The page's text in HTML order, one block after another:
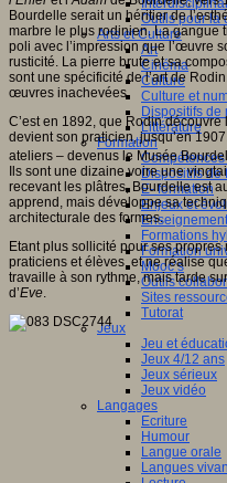
Outils pour la
Arts et Culture
Art
Cinéma
Culture
Culture et
Dispositifs de
Littérature
Formation
Dispositifs de
E- formation
Enjeux et
Formations
Formation
Mooc’s
Outils
Sites
Tutorat
Jeux
Jeu et
Jeux 4/12 ans
Jeux sérieux
Jeux vidéo
Langages
Ecriture
Humour
Langue orale
Langues
Bourdelle serait un héritier de
marbre le plus rodinien. La gangue
poli avec l’impression que l’œuvre
rusticité. La pierre brute et sa
sont une spécificité de l’art de
œuvres inachevées.
C’est en 1892, que Rodin
devient son praticien, jusqu’en
ateliers – devenus le Musée
Ils sont une dizaine voire une
recevant les plâtres, Bourdelle est
apprend, mais développe sa
architecturale des formes.
Etant plus sollicité pour ses
praticiens et élèves, et ne réalise
travaille à son rythme, mais tarde
d’Eve.